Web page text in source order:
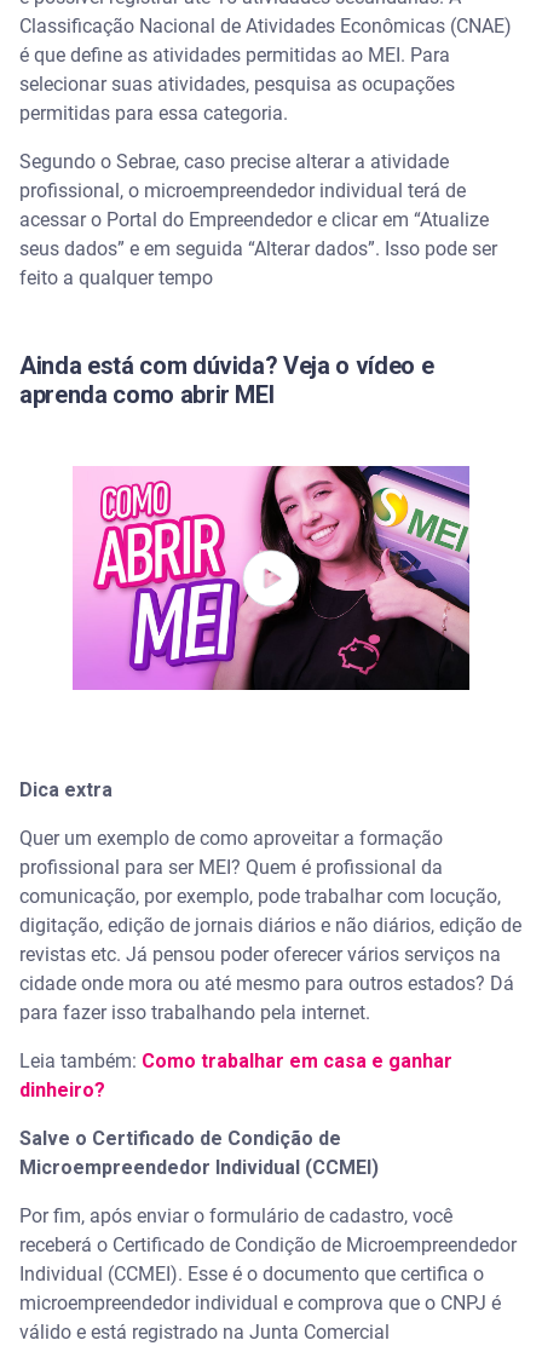
Classificação Nacional de Atividades Econômicas (CNAE)
é que define as atividades permitidas ao MEI. Para
selecionar suas atividades, pesquisa as ocupações
permitidas para essa categoria.
Segundo o Sebrae, caso precise alterar a atividade
profissional, o microempreendedor individual terá de
acessar o Portal do Empreendedor e clicar em “Atualize
seus dados” e em seguida “Alterar dados”. Isso pode ser
feito a qualquer tempo
Ainda está com dúvida? Veja o vídeo e
aprenda como abrir MEI
Dica extra
Quer um exemplo de como aproveitar a formação
profissional para ser MEI? Quem é profissional da
comunicação, por exemplo, pode trabalhar com locução,
digitação, edição de jornais diários e não diários, edição de
revistas etc. Já pensou poder oferecer vários serviços na
cidade onde mora ou até mesmo para outros estados? Dá
para fazer isso trabalhando pela internet.
Leia também: Como trabalhar em casa e ganhar
dinheiro?
Salve o Certificado de Condição de
Microempreendedor Individual (CCMEI)
Por fim, após enviar o formulário de cadastro, você
receberá o Certificado de Condição de Microempreendedor
Individual (CCMEI). Esse é o documento que certifica o
microempreendedor individual e comprova que o CNPJ é
válido e está registrado na Junta Comercial